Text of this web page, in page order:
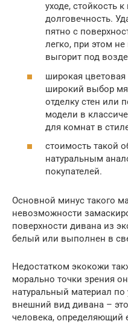
уходе, стойкость
долговечность.
пятно с
легко, при этом
выгорит под
широкая цветовая
широкий выбор
отделку стен или
модели в
для комнат в
стоимость такой
натуральным
покупателей.
Основной минус такого
невозможности
поверхности дивана из
белый или выполнен в
Недостатком экокожи
морально точки зрения
натуральный материал
внешний вид дивана –
человека, определяющий